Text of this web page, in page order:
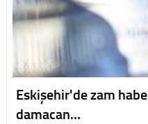
Eskişehir'de zam
damacan…